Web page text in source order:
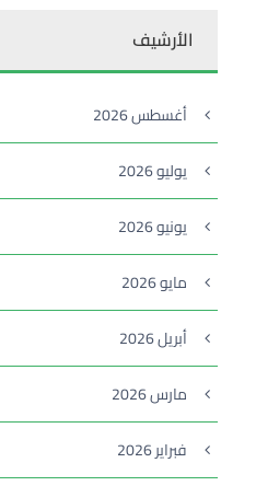
الأرشيف
أغسطس 2026
يوليو 2026
يونيو 2026
مايو 2026
أبريل 2026
مارس 2026
فبراير 2026